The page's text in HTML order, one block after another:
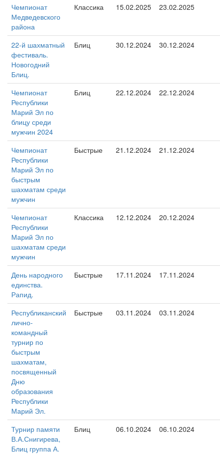
Чемпионат
Медведевского
района
Классика 15.02.2025 23.02.2025
22-й шахматный
фестиваль.
Новогодний
Блиц.
Блиц 30.12.2024 30.12.2024
Чемпионат
Республики
Марий Эл по
блицу среди
мужчин 2024
Блиц 22.12.2024 22.12.2024
Чемпионат
Республики
Марий Эл по
быстрым
шахматам среди
мужчин
Быстрые 21.12.2024 21.12.2024
Чемпионат
Республики
Марий Эл по
шахматам среди
мужчин
Классика 12.12.2024 20.12.2024
День народного
единства.
Рапид.
Быстрые 17.11.2024 17.11.2024
Республиканский
лично-
командный
турнир по
быстрым
шахматам,
посвященный
Дню
образования
Республики
Марий Эл.
Быстрые 03.11.2024 03.11.2024
Турнир памяти
В.А.Снигирева,
Блиц группа А.
Блиц 06.10.2024 06.10.2024